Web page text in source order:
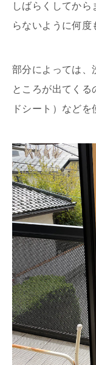
しばらくしてか
らないように何度
部分によっては、
ところが出てくる
ドシート）などを